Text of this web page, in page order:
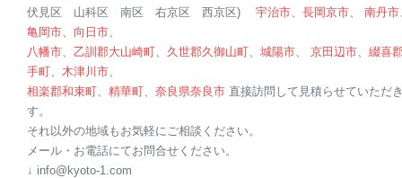
伏見区 山科区 南区 右京区 西京区) 宇治市、 長岡京市、 南丹市
亀岡市、 向日市、
八幡市、 乙訓郡大山崎町、 久世郡久御山町、 城陽市、 京田辺市、 綴喜
手町、 木津川市、
相楽郡和束町、 精華町、 奈良県奈良市直接訪問して見積らせていただ
す。
それ以外の地域もお気軽にご相談ください。
メール・お電話にてお問合せください。
↓ info@kyoto-1.com